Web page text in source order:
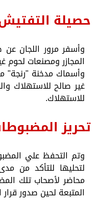
حصيلة
المجازر ومصنعات لحوم
وأسماك مدخنة "رنجة"
غير صالح للاستهلاك
للاستهلاك.
تحريز
وتم التحفظ علي
لتحليها للتأكد من
محاضر لأصحاب تلك
المتبعة لحين صدور قرار